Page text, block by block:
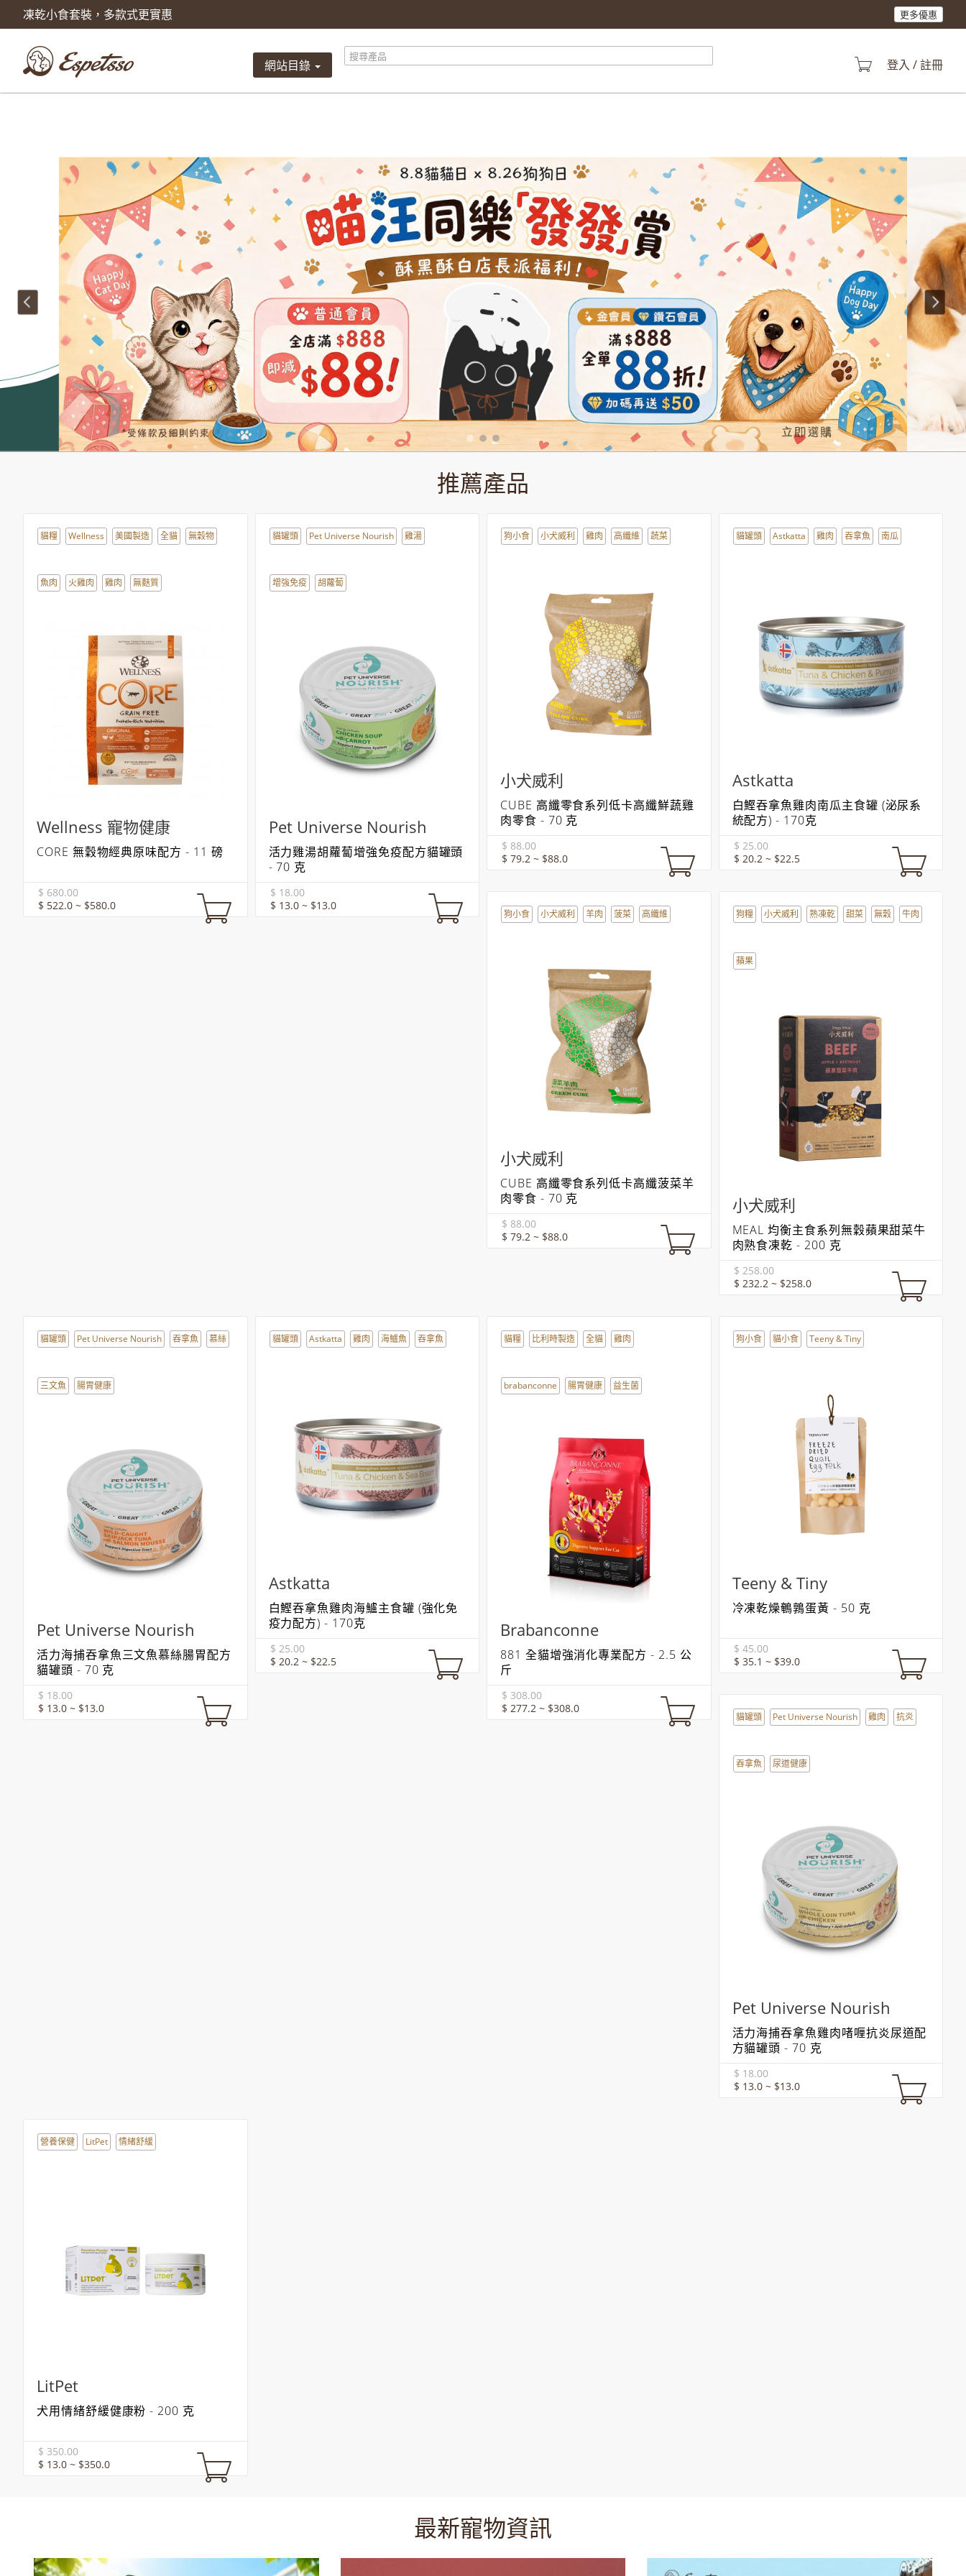
凍乾小食套裝，多款式更實惠 更多優惠
產品已被加入到購物車
數量
總計
產品總計$ 0.00
總計$ 0.00
繼續購物
前往結算
網站目錄 登入 / 註冊
推薦產品
貓糧 Wellness 美國製造 全貓 無穀物
魚肉 火雞肉 雞肉 無麩質
Wellness 寵物健康
CORE 無穀物經典原味配方 - 11 磅
$ 680.00
$ 522.0 ~ $580.0
貓罐頭 Pet Universe Nourish 雞湯
增強免疫 胡蘿蔔
Pet Universe Nourish
活力雞湯胡蘿蔔增強免疫配方貓罐頭
- 70 克
$ 18.00
$ 13.0 ~ $13.0
狗小食 小犬威利 雞肉 高纖維 蔬菜
小犬威利
CUBE 高纖零食系列低卡高纖鮮蔬雞
肉零食 - 70 克
$ 88.00
$ 79.2 ~ $88.0
貓罐頭 Astkatta 雞肉 吞拿魚 南瓜
Astkatta
白鰹吞拿魚雞肉南瓜主食罐 (泌尿系
統配方) - 170克
$ 25.00
$ 20.2 ~ $22.5
狗小食 小犬威利 羊肉 菠菜 高纖維
小犬威利
CUBE 高纖零食系列低卡高纖菠菜羊
肉零食 - 70 克
$ 88.00
$ 79.2 ~ $88.0
狗糧 小犬威利 熟凍乾 甜菜 無穀 牛肉
蘋果
小犬威利
MEAL 均衡主食系列無穀蘋果甜菜牛
肉熟食凍乾 - 200 克
$ 258.00
$ 232.2 ~ $258.0
貓罐頭 Pet Universe Nourish 吞拿魚 慕絲
三文魚 腸胃健康
Pet Universe Nourish
活力海捕吞拿魚三文魚慕絲腸胃配方
貓罐頭 - 70 克
$ 18.00
$ 13.0 ~ $13.0
貓罐頭 Astkatta 雞肉 海鱸魚 吞拿魚
Astkatta
白鰹吞拿魚雞肉海鱸主食罐 (強化免
疫力配方) - 170克
$ 25.00
$ 20.2 ~ $22.5
貓糧 比利時製造 全貓 雞肉
brabanconne 腸胃健康 益生菌
Brabanconne
881 全貓增強消化專業配方 - 2.5 公
斤
$ 308.00
$ 277.2 ~ $308.0
狗小食 貓小食 Teeny & Tiny
Teeny & Tiny
冷凍乾燥鵪鶉蛋黃 - 50 克
$ 45.00
$ 35.1 ~ $39.0
貓罐頭 Pet Universe Nourish 雞肉 抗炎
吞拿魚 尿道健康
Pet Universe Nourish
活力海捕吞拿魚雞肉啫喱抗炎尿道配
方貓罐頭 - 70 克
$ 18.00
$ 13.0 ~ $13.0
營養保健 LitPet 情緒舒緩
LitPet
犬用情緒舒緩健康粉 - 200 克
$ 350.00
$ 13.0 ~ $350.0
最新寵物資訊